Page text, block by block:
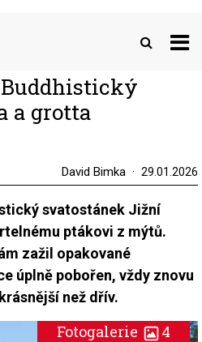
a grotta
David Bimka 29.01.2026
svatostánek Jižní
ptákovi z mýtů.
zažil opakované
úplně pobořen, vždy znovu
než dřív.
Fotogalerie 4